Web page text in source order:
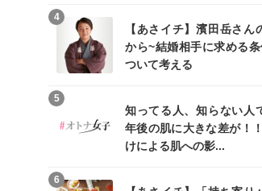
【あさイチ】濱田岳さん
から~結婚相手に求める条
ついて考える
4
知ってる人、知らない人
年後の肌に大きな差が！
けによる肌への影...
5
6